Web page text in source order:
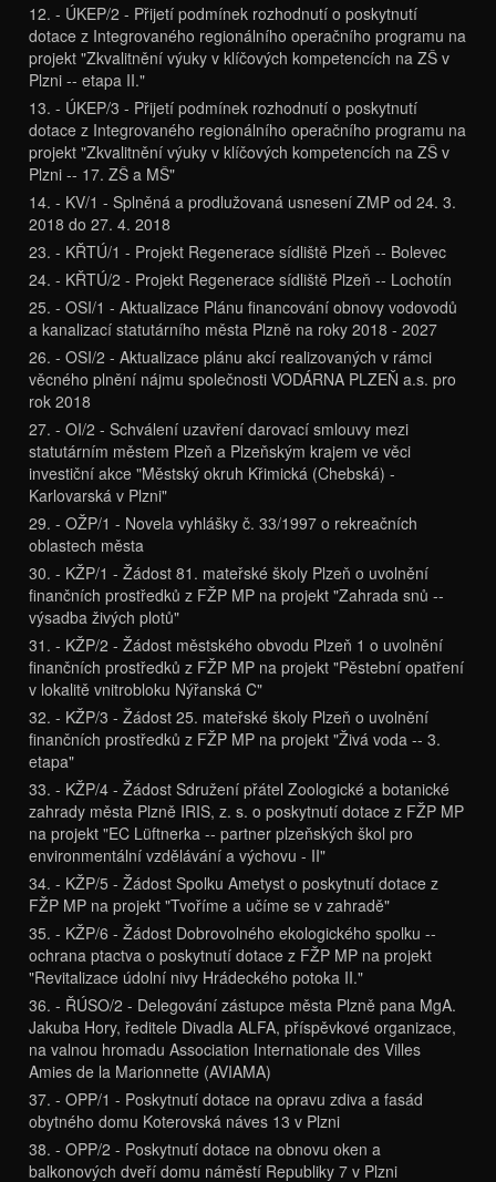
12. - ÚKEP/2 - Přijetí podmínek rozhodnutí o poskytnutí
dotace z Integrovaného regionálního operačního programu na
projekt "Zkvalitnění výuky v klíčových kompetencích na ZŠ v
Plzni -- etapa II."
13. - ÚKEP/3 - Přijetí podmínek rozhodnutí o poskytnutí
dotace z Integrovaného regionálního operačního programu na
projekt "Zkvalitnění výuky v klíčových kompetencích na ZŠ v
Plzni -- 17. ZŠ a MŠ"
14. - KV/1 - Splněná a prodlužovaná usnesení ZMP od 24. 3.
2018 do 27. 4. 2018
23. - KŘTÚ/1 - Projekt Regenerace sídliště Plzeň -- Bolevec
24. - KŘTÚ/2 - Projekt Regenerace sídliště Plzeň -- Lochotín
25. - OSI/1 - Aktualizace Plánu financování obnovy vodovodů
a kanalizací statutárního města Plzně na roky 2018 - 2027
26. - OSI/2 - Aktualizace plánu akcí realizovaných v rámci
věcného plnění nájmu společnosti VODÁRNA PLZEŇ a.s. pro
rok 2018
27. - OI/2 - Schválení uzavření darovací smlouvy mezi
statutárním městem Plzeň a Plzeňským krajem ve věci
investiční akce "Městský okruh Křimická (Chebská) -
Karlovarská v Plzni"
29. - OŽP/1 - Novela vyhlášky č. 33/1997 o rekreačních
oblastech města
30. - KŽP/1 - Žádost 81. mateřské školy Plzeň o uvolnění
finančních prostředků z FŽP MP na projekt "Zahrada snů --
výsadba živých plotů"
31. - KŽP/2 - Žádost městského obvodu Plzeň 1 o uvolnění
finančních prostředků z FŽP MP na projekt "Pěstební opatření
v lokalitě vnitrobloku Nýřanská C"
32. - KŽP/3 - Žádost 25. mateřské školy Plzeň o uvolnění
finančních prostředků z FŽP MP na projekt "Živá voda -- 3.
etapa"
33. - KŽP/4 - Žádost Sdružení přátel Zoologické a botanické
zahrady města Plzně IRIS, z. s. o poskytnutí dotace z FŽP MP
na projekt "EC Lüftnerka -- partner plzeňských škol pro
environmentální vzdělávání a výchovu - II"
34. - KŽP/5 - Žádost Spolku Ametyst o poskytnutí dotace z
FŽP MP na projekt "Tvoříme a učíme se v zahradě"
35. - KŽP/6 - Žádost Dobrovolného ekologického spolku --
ochrana ptactva o poskytnutí dotace z FŽP MP na projekt
"Revitalizace údolní nivy Hrádeckého potoka II."
36. - ŘÚSO/2 - Delegování zástupce města Plzně pana MgA.
Jakuba Hory, ředitele Divadla ALFA, příspěvkové organizace,
na valnou hromadu Association Internationale des Villes
Amies de la Marionnette (AVIAMA)
37. - OPP/1 - Poskytnutí dotace na opravu zdiva a fasád
obytného domu Koterovská náves 13 v Plzni
38. - OPP/2 - Poskytnutí dotace na obnovu oken a
balkonových dveří domu náměstí Republiky 7 v Plzni